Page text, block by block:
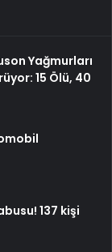
Yağmurları
15 Ölü, 40
137 kişi